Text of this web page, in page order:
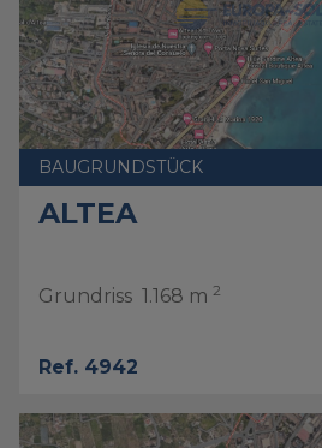
BAUGRUNDSTÜCK
ALTEA
Grundriss 1.168 m 2
Ref. 4942